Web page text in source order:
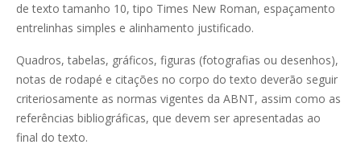
de texto tamanho 10, tipo Times New Roman, espaçamento
entrelinhas simples e alinhamento justificado.
Quadros, tabelas, gráficos, figuras (fotografias ou desenhos),
notas de rodapé e citações no corpo do texto deverão seguir
criteriosamente as normas vigentes da ABNT, assim como as
referências bibliográficas, que devem ser apresentadas ao
final do texto.